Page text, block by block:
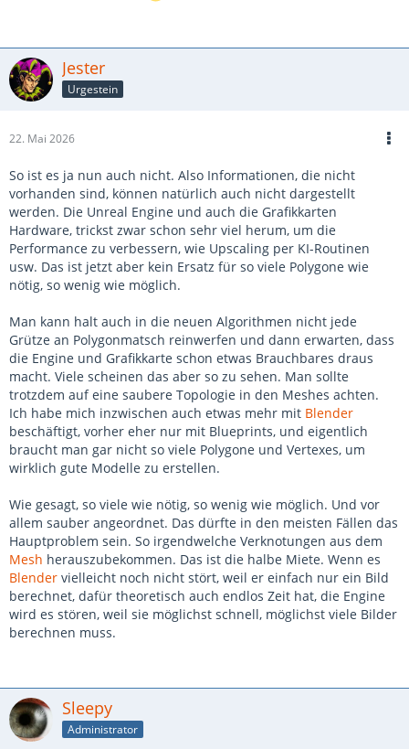
Jester
Urgestein
22. Mai 2026
So ist es ja nun auch nicht. Also Informationen, die nicht
vorhanden sind, können natürlich auch nicht dargestellt
werden. Die Unreal Engine und auch die Grafikkarten
Hardware, trickst zwar schon sehr viel herum, um die
Performance zu verbessern, wie Upscaling per KI-Routinen
usw. Das ist jetzt aber kein Ersatz für so viele Polygone wie
nötig, so wenig wie möglich.
Man kann halt auch in die neuen Algorithmen nicht jede
Grütze an Polygonmatsch reinwerfen und dann erwarten, dass
die Engine und Grafikkarte schon etwas Brauchbares draus
macht. Viele scheinen das aber so zu sehen. Man sollte
trotzdem auf eine saubere Topologie in den Meshes achten.
Ich habe mich inzwischen auch etwas mehr mit Blender
beschäftigt, vorher eher nur mit Blueprints, und eigentlich
braucht man gar nicht so viele Polygone und Vertexes, um
wirklich gute Modelle zu erstellen.
Wie gesagt, so viele wie nötig, so wenig wie möglich. Und vor
allem sauber angeordnet. Das dürfte in den meisten Fällen das
Hauptproblem sein. So irgendwelche Verknotungen aus dem
Mesh herauszubekommen. Das ist die halbe Miete. Wenn es
Blender vielleicht noch nicht stört, weil er einfach nur ein Bild
berechnet, dafür theoretisch auch endlos Zeit hat, die Engine
wird es stören, weil sie möglichst schnell, möglichst viele Bilder
berechnen muss.
Sleepy
Administrator